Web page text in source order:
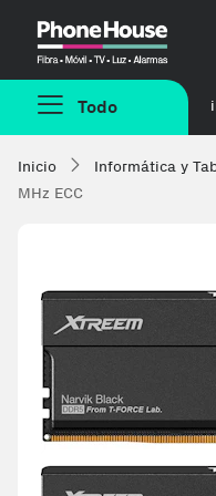
Todo
Inicio Informática y
MHz ECC